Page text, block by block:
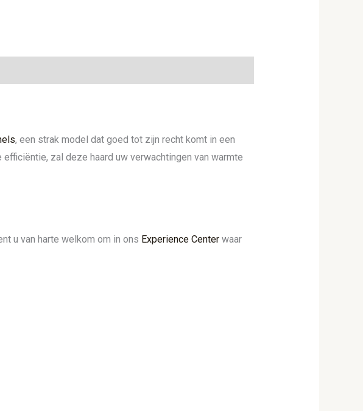
, een strak model dat goed tot zijn recht komt in een
zal deze haard uw verwachtingen van warmte
u van harte welkom om in ons Experience Centerwaar